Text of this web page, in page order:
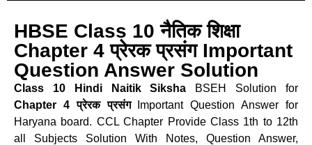
HBSE Class 10 नैतिक शिक्षा
Chapter 4 प्रेरक प्रसंग Important
Question Answer Solution
Class 10 Hindi Naitik Siksha BSEH Solution for
Chapter 4 प्रेरक प्रसंगImportant Question Answer for
Haryana board. CCL Chapter Provide Class 1th to 12th
all Subjects Solution With Notes, Question Answer,